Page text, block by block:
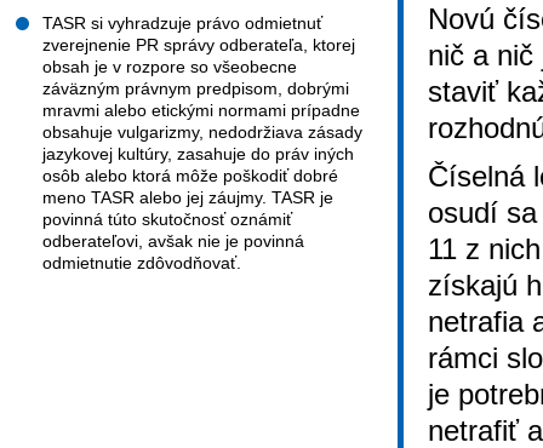
TASR si vyhradzuje právo odmietnuť
zverejnenie PR správy odberateľa, ktorej
obsah je v rozpore so všeobecne
záväzným právnym predpisom, dobrými
mravmi alebo etickými normami prípadne
obsahuje vulgarizmy, nedodržiava zásady
jazykovej kultúry, zasahuje do práv iných
osôb alebo ktorá môže poškodiť dobré
meno TASR alebo jej záujmy. TASR je
povinná túto skutočnosť oznámiť
odberateľovi, avšak nie je povinná
odmietnutie zdôvodňovať.
Novú
nič a nič
staviť
Číselná
osudí
11 z
získajú
netrafia
rámci
je
netrafiť